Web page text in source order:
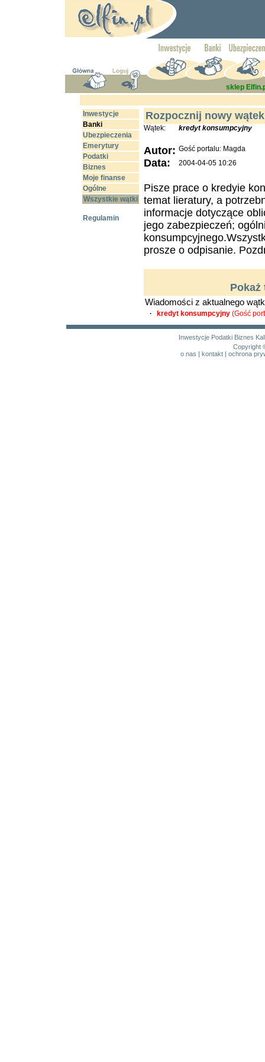
sklep
Inwestycje
Banki
Ubezpieczenia
Emerytury
Podatki
Biznes
Moje finanse
Ogólne
Wszystkie wątki
Regulamin
Rozpocznij nowy wątek
Wątek: kredyt konsumpcyjny
Autor: Gość portalu: Magda
Data: 2004-04-05 10:26
Pisze prace o kredyie
temat lieratury, a
informacje dotyczące
jego zabezpieczeń;
prosze o odpisanie.
Wiadomości z aktualnego
· kredyt konsumpcyjny (Gość
Inwestycje Podatki Biznes
Copyright
o nas | kontakt| ochrona